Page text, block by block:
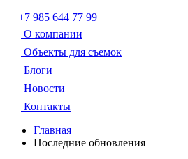
+7 985 644 77 99
О компании
Объекты для съемок
Блоги
Новости
Контакты
Главная
Последние обновления